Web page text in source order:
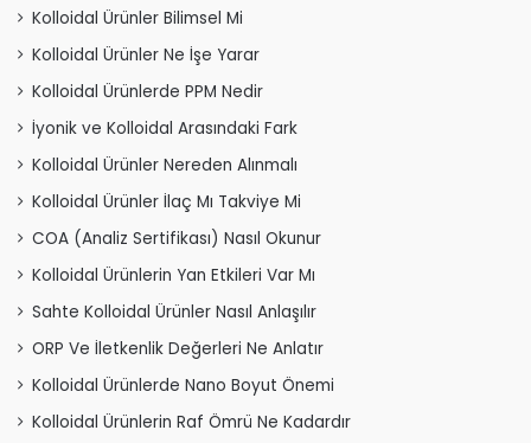
Kolloidal Ürünler Bilimsel Mi
Kolloidal Ürünler Ne İşe Yarar
Kolloidal Ürünlerde PPM Nedir
İyonik ve Kolloidal Arasındaki Fark
Kolloidal Ürünler Nereden Alınmalı
Kolloidal Ürünler İlaç Mı Takviye Mi
COA (Analiz Sertifikası) Nasıl Okunur
Kolloidal Ürünlerin Yan Etkileri Var Mı
Sahte Kolloidal Ürünler Nasıl Anlaşılır
ORP Ve İletkenlik Değerleri Ne Anlatır
Kolloidal Ürünlerde Nano Boyut Önemi
Kolloidal Ürünlerin Raf Ömrü Ne Kadardır